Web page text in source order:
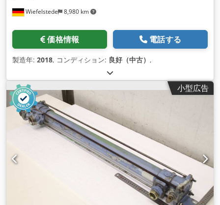
Wiefelstede 8,980 km
価格情報 電話する
製造年: 2018, コンディション: 良好（中古） ,
小型広告